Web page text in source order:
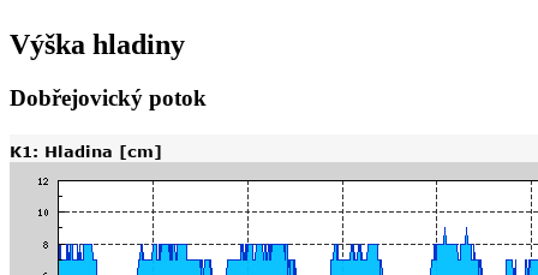
Výška hladiny
Dobřejovický potok